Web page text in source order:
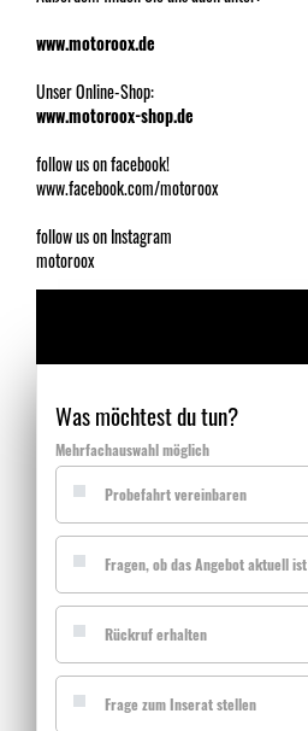
www.motoroox.de
Unser Online-Shop:
www.motoroox-shop.de
follow us on facebook!
www.facebook.com/motoroox
follow us on Instagram
motoroox
Was möchtest du tun?
Mehrfachauswahl möglich
Probefahrt vereinbaren
Fragen, ob das Angebot aktuell ist
Rückruf erhalten
Frage zum Inserat stellen